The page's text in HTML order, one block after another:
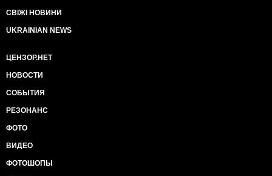
СВІЖІ НОВИНИ
UKRAINIAN NEWS
ЦЕНЗОР.НЕТ
НОВОСТИ
СОБЫТИЯ
РЕЗОНАНС
ФОТО
ВИДЕО
ФОТОШОПЫ